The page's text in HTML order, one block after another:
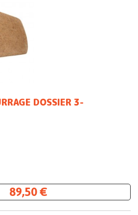
DOSSIER 3-
89,50 €